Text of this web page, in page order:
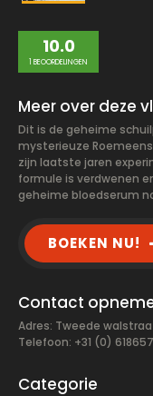
10.0
1 BEOORDELINGEN
Meer over deze
Dit is de geheime
mysterieuze
zijn laatste jaren
formule is verdwenen
geheime bloedserum
BOEKEN NU!
Contact
Adres: Tweede
Telefoon: +31 (0)
Categorie